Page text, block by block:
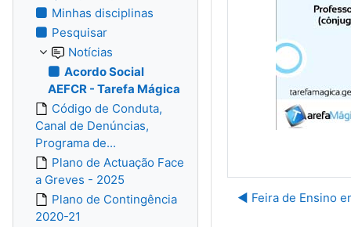
◀︎ Feira de Ensino
Minhas disciplinas
Pesquisar
Notícias
Acordo Social
AEFCR - Tarefa Mágica
Código de Conduta,
Canal de Denúncias,
Programa de...
Plano de Actuação Face
a Greves - 2025
Plano de Contingência
2020-21